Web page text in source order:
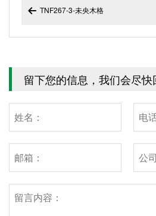
 TNF267-3-未央木格
留下您的信息，我们会尽快